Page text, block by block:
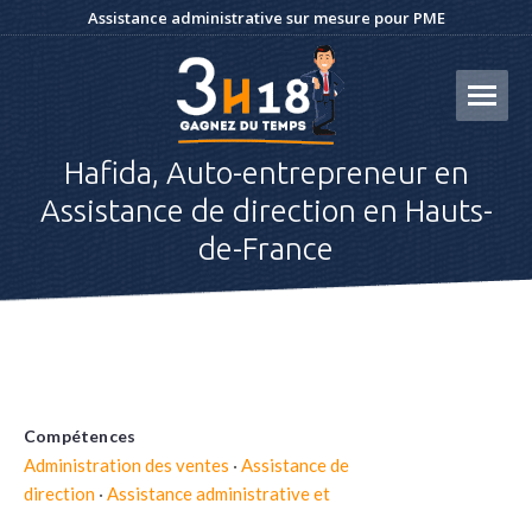
Assistance administrative sur mesure pour PME
Hafida, Auto-entrepreneur en
Assistance de direction en Hauts-
de-France
Compétences
Administration des ventes · Assistance de
direction · Assistance administrative et